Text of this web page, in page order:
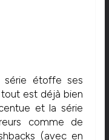
série étoffe ses
est déjà bien
et la série
comme de
(avec en